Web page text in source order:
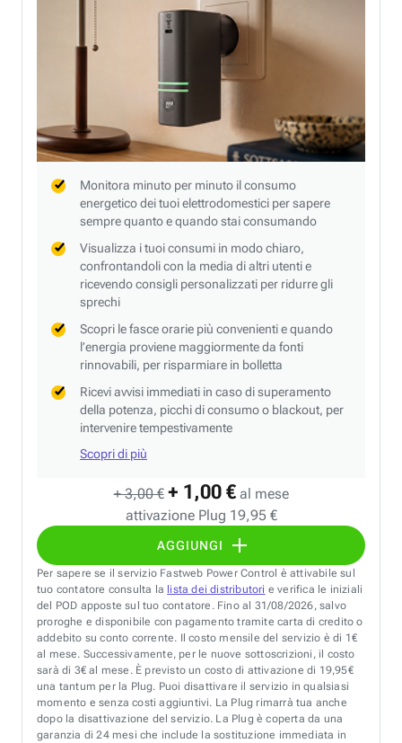
+ 3,00 € + 1,00 € al mese
attivazione Plug 19,95 €
AGGIUNGI
Monitora minuto per minuto il consumo
energetico dei tuoi elettrodomestici per sapere
sempre quanto e quando stai consumando
Visualizza i tuoi consumi in modo chiaro,
confrontandoli con la media di altri utenti e
ricevendo consigli personalizzati per ridurre gli
sprechi
Scopri le fasce orarie più convenienti e quando
l’energia proviene maggiormente da fonti
rinnovabili, per risparmiare in bolletta
Ricevi avvisi immediati in caso di superamento
della potenza, picchi di consumo o blackout, per
intervenire tempestivamente
Scopri di più
Per sapere se il servizio Fastweb Power Control è attivabile sul
tuo contatore consulta la lista dei distributori e verifica le iniziali
del POD apposte sul tuo contatore. Fino al 31/08/2026, salvo
proroghe e disponibile con pagamento tramite carta di credito o
addebito su conto corrente. Il costo mensile del servizio è di 1€
al mese. Successivamente, per le nuove sottoscrizioni, il costo
sarà di 3€ al mese. È previsto un costo di attivazione di 19,95€
una tantum per la Plug. Puoi disattivare il servizio in qualsiasi
momento e senza costi aggiuntivi. La Plug rimarrà tua anche
dopo la disattivazione del servizio. La Plug è coperta da una
garanzia di 24 mesi che include la sostituzione immediata in